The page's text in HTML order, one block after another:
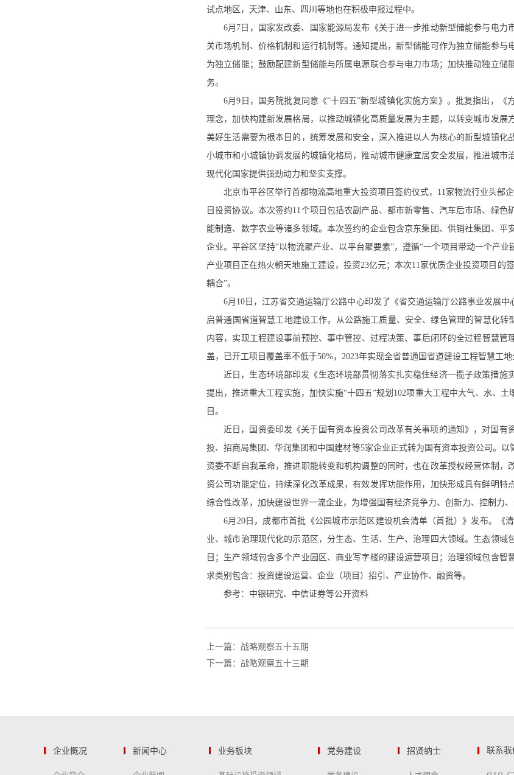
试点地区，天津、山东、四川等地也在积极申报过程中。
6月7日，国家发改委、国家能源局发布《关于进一步推动新型储能参与电
关市场机制、价格机制和运行机制等。通知提出，新型储能可作为独立储能参
为独立储能；鼓励配建新型储能与所属电源联合参与电力市场；加快推动独立
务。
6月9日，国务院批复同意《“十四五”新型城镇化实施方案》。批复指出，
理念，加快构建新发展格局，以推动城镇化高质量发展为主题，以转变城市发
美好生活需要为根本目的，统筹发展和安全，深入推进以人为核心的新型城镇
小城市和小城镇协调发展的城镇化格局，推动城市健康宜居安全发展，推进城
现代化国家提供强劲动力和坚实支撑。
北京市平谷区举行首都物流高地重大投资项目签约仪式，11家物流行业头部
目投资协议。本次签约11个项目包括农副产品、都市新零售、汽车后市场、绿
能制造、数字农业等诸多领域。本次签约的企业包含京东集团、供销社集团、
企业。平谷区坚持“以物流聚产业、以平台聚要素”，遵循“一个项目带动一个产
产业项目正在热火朝天地施工建设，投资23亿元；本次11家优质企业投资项目
耦合”。
6月10日，江苏省交通运输厅公路中心印发了《省交通运输厅公路事业发展
启普通国省道智慧工地建设工作，从公路施工质量、安全、绿色管理的智慧化
内容，实现工程建设事前预控、事中管控、过程决策、事后闭环的全过程智慧
盖，已开工项目覆盖率不低于50%，2023年实现全省普通国省道建设工程智慧工地
近日，生态环境部印发《生态环境部贯彻落实扎实稳住经济一揽子政策措
提出，推进重大工程实施，加快实施“十四五”规划102项重大工程中大气、水、
目。
近日，国资委印发《关于国有资本投资公司改革有关事项的通知》，对国
投、招商局集团、华润集团和中国建材等5家企业正式转为国有资本投资公司。
资委不断自我革命，推进职能转变和机构调整的同时，也在改革授权经营体制
资公司功能定位，持续深化改革成果，有效发挥功能作用，加快形成具有鲜明
综合性改革，加快建设世界一流企业，为增强国有经济竞争力、创新力、控制力
6月20日，成都市首批《公园城市示范区建设机会清单（首批）》发布。《
业、城市治理现代化的示范区，分生态、生活、生产、治理四大领域。生态领
目；生产领域包含多个产业园区、商业写字楼的建设运营项目；治理领域包含
求类别包含：投资建设运营、企业（项目）招引、产业协作、融资等。
参考：中银研究、中信证券等公开资料
上一篇：战略观察五十五期
下一篇：战略观察五十三期
企业概况 新闻中心 业务板块 党务建设 招贤纳士 联系我